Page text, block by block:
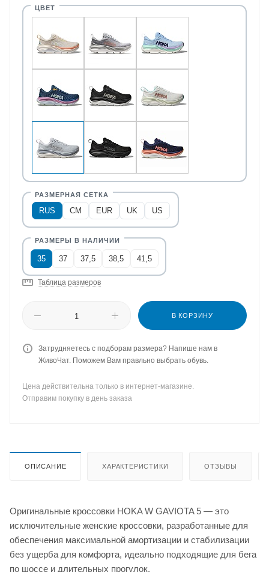
RUS CM EUR UK US
35 37 37,5 38,5 41,5
Таблица размеров
В КОРЗИНУ
Затрудняетесь с подборам размера? Напише нам в
ЖивоЧат. Поможем Вам правльно выбрать обувь.
Цена действительна только в интернет-магазине.
Отправим покупку в день заказа
ОПИСАНИЕ ХАРАКТЕРИСТИКИ ОТЗЫВЫ
Оригинальные кроссовки HOKA W GAVIOTA 5 — это
исключительные женские кроссовки, разработанные для
обеспечения максимальной амортизации и стабилизации
без ущерба для комфорта, идеально подходящие для бега
по шоссе и длительных прогулок.